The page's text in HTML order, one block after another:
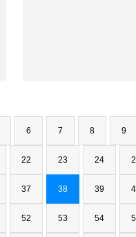
6 7 8 9
22 23 24
37 38 39
52 53 54